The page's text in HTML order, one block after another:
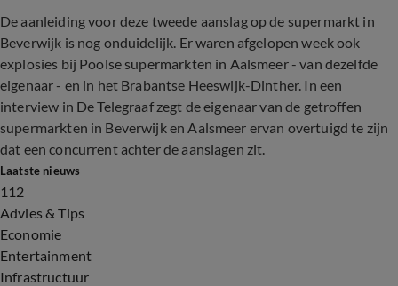
De aanleiding voor deze tweede aanslag op de supermarkt in
Beverwijk is nog onduidelijk. Er waren afgelopen week ook
explosies bij Poolse supermarkten in Aalsmeer - van dezelfde
eigenaar - en in het Brabantse Heeswijk-Dinther. In een
interview in De Telegraaf zegt de eigenaar van de getroffen
supermarkten in Beverwijk en Aalsmeer ervan overtuigd te zijn
dat een concurrent achter de aanslagen zit.
Laatste nieuws
112
Advies & Tips
Economie
Entertainment
Infrastructuur